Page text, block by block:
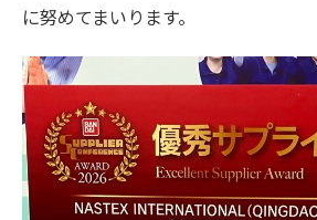
に努めてまいります。